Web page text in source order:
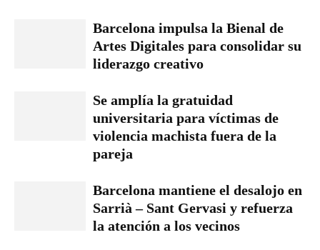
Barcelona impulsa la Bienal de
Artes Digitales para consolidar su
liderazgo creativo
Se amplía la gratuidad
universitaria para víctimas de
violencia machista fuera de la
pareja
Barcelona mantiene el desalojo en
Sarrià – Sant Gervasi y refuerza
la atención a los vecinos